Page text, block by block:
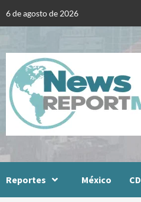
6 de agosto de 2026
Reportes México